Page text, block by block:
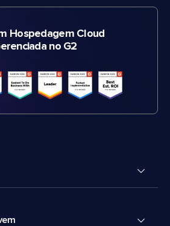
Hospedagem Cloud
no G2